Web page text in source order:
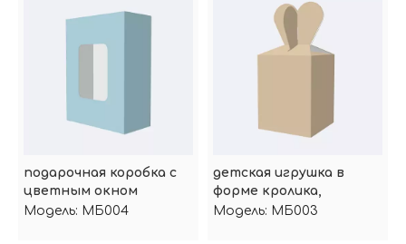
подарочная коробка с
цветным окном
Модель: МБ004
детская игрушка в
форме кролика,
подарочная коробка
Модель: МБ003